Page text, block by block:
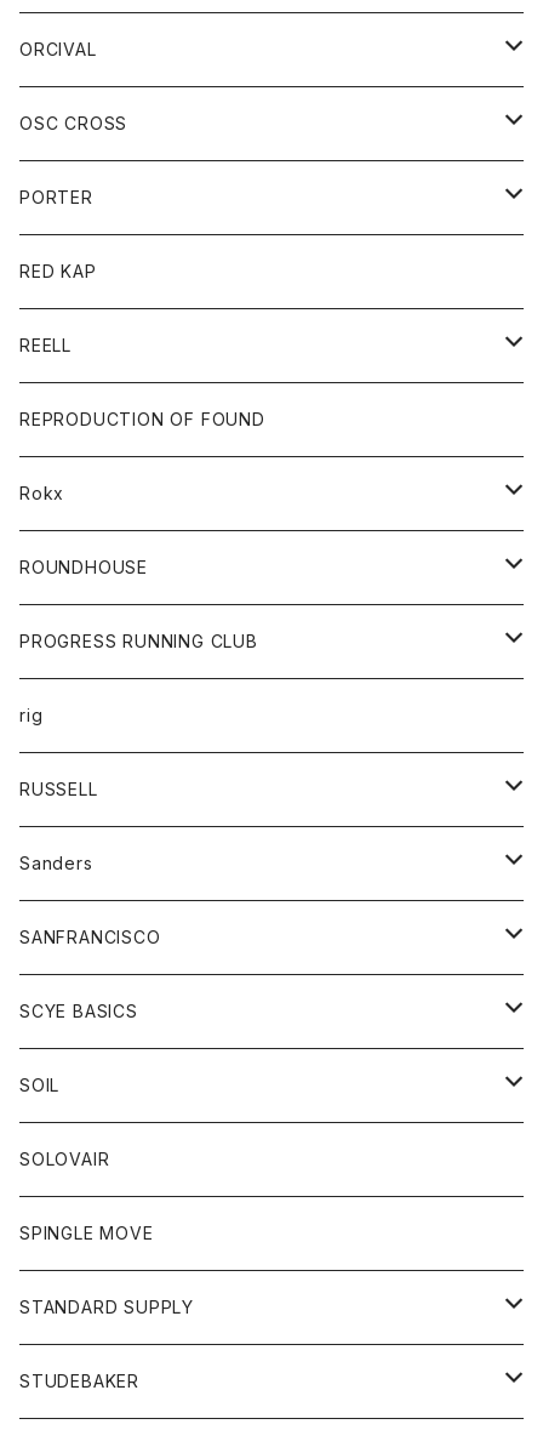
Tシャツ
ロングスリーブＴシャツ
ジーンズ
パンツ
ボトム
スカート
ORCIVAL
アウター
コート
ジャケット
アクセサリー
バッグ
キッズ
Tシャツ
帽子
グッズ
靴
バック
トップス
カットソー
カーディガン
ニット
ベスト
ボトムス
ショートパンツ
パンツ
レディース
カットソー
コート
ボトム
ワンピース
OSC CROSS
ダウンジャケット
PORTER
カードホルダー
キーホルダー
財布
バック
RED KAP
REELL
パンツ
ショートパンツ
REPRODUCTION OF FOUND
Rokx
ボトム
ROUNDHOUSE
エプロン
キッズ
オーバーオール
ボトム
ペインターパンツ
PROGRESS RUNNING CLUB
トップス
Tシャツ
グッズ
帽子
rig
RUSSELL
アウター
コート
パーカー
スカート
Tシャツ
トップス
Tシャツ
トレーナー
ボトム
ショートパンツ
スカート
レディース
スカート
Tシャツ
アクセサリー
バック
Sanders
グッズ
靴
SANFRANCISCO
アウター
カーディガン
コート
グッズ
ネクタイ
グローブ
アクセサリー
トップス
カットソー
カーディガン
ボトム
ショートパンツ
レディース
SCYE BASICS
ボトム
ジーンズ
チノパン
トップス
ポロシャツ
ベスト
靴
SOIL
靴
ワンピース
トップス
カットソー
ボトム
SOLOVAIR
SPINGLE MOVE
STANDARD SUPPLY
財布
STUDEBAKER